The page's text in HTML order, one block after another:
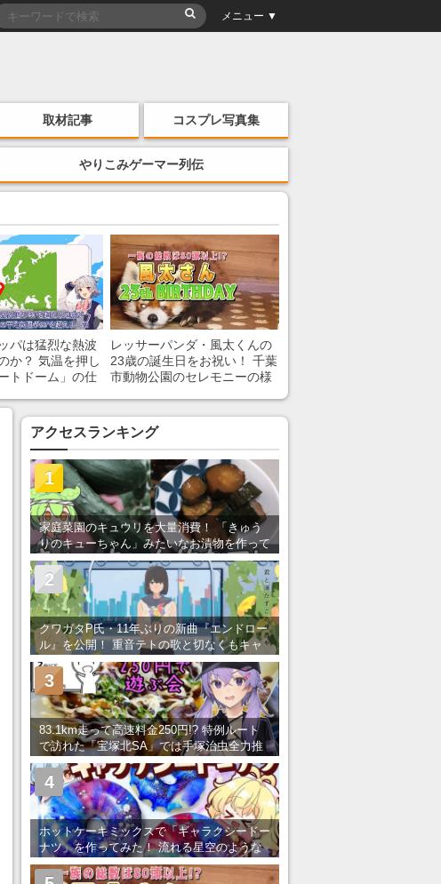
メニュー ▼
取材記事 コスプレ写真集
やりこみゲーマー列伝
パは猛烈な熱波
か？ 気温を押し
トドーム」の仕
レッサーパンダ・風太くんの
23歳の誕生日をお祝い！ 千葉
市動物公園のセレモニーの様
アクセスランキング
家庭菜園のキュウリを大量消費！ 「きゅう
りのキューちゃん」みたいなお漬物を作って
みた
1
クワガタP氏・11年ぶりの新曲『エンドロー
ル』を公開！ 重音テトの歌と切なくもキャ
ッチーなメロディーが胸にしみる
2
83.1km走って高速料金250円!? 特例ルート
で訪れた「宝塚北SA」では手塚治虫全力推
し＆関西グルメが楽しめる！
3
ホットケーキミックスで「ギャラクシードー
ナツ」を作ってみた！ 流れる星空のような
レンチン・レシピを紹介
4